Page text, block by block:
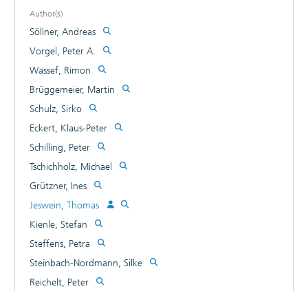
Author(s)
Söllner, Andreas
Vorgel, Peter A.
Wassef, Rimon
Brüggemeier, Martin
Schulz, Sirko
Eckert, Klaus-Peter
Schilling, Peter
Tschichholz, Michael
Grützner, Ines
Jeswein, Thomas
Kienle, Stefan
Steffens, Petra
Steinbach-Nordmann, Silke
Reichelt, Peter